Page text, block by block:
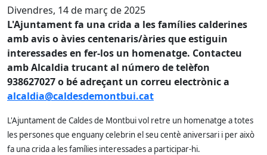
Divendres, 14 de març de 2025
L'Ajuntament fa una crida a les famílies calderines
amb avis o àvies centenaris/àries que estiguin
interessades en fer-los un homenatge. Contacteu
amb Alcaldia trucant al número de telèfon
938627027 o bé adreçant un correu electrònic a
alcaldia@caldesdemontbui.cat
L'Ajuntament de Caldes de Montbui vol retre un homenatge a totes
les persones que enguany celebrin el seu centè aniversari i per això
fa una crida a les famílies interessades a participar-hi.